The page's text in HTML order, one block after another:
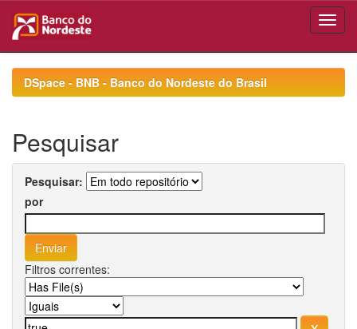
navigationDSpace - BNB - Banco do Nordeste do Brasil
Pesquisar
Pesquisar:
por
Filtros correntes: